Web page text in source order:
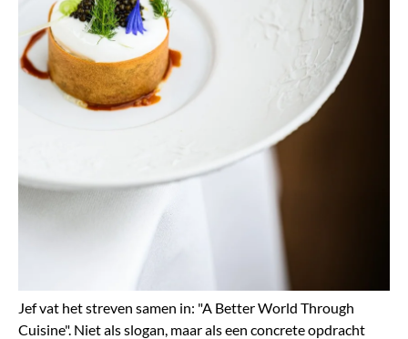
Jef vat het streven samen in: "A Better World Through
Cuisine". Niet als slogan, maar als een concrete opdracht